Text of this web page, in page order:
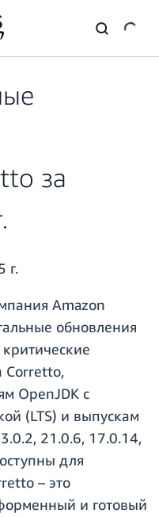
за
г.
Amazon
обновления
Corretto,
OpenJDK с
(LTS) и выпускам
21.0.6, 17.0.14,
для
– это
и готовый